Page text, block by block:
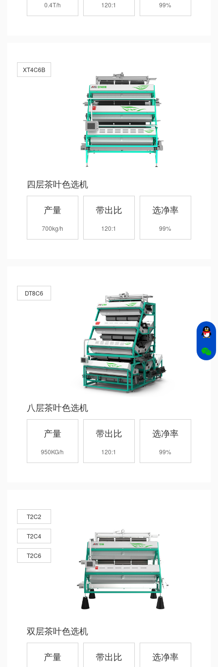
0.4T/h 120:1 99%
XT4C6B
四层茶叶色选机
产量
700kg/h
带出比
120:1
选净率
99%
DT8C6
八层茶叶色选机
产量
950KG/h
带出比
120:1
选净率
99%
T2C2
T2C4
T2C6
双层茶叶色选机
产量 带出比 选净率